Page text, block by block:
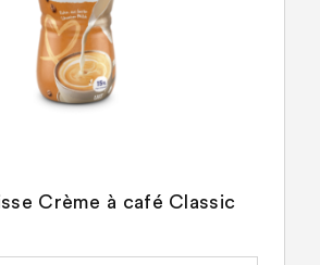
Crème à café Classic